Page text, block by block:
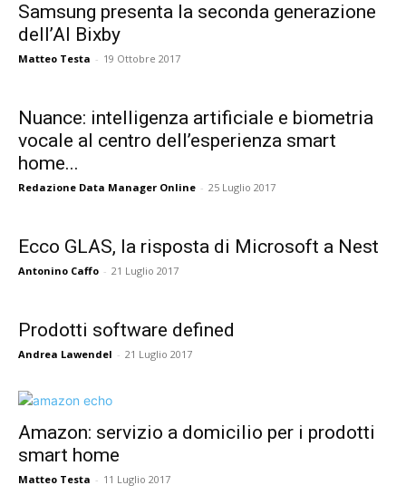
Samsung presenta la seconda generazione
dell’AI Bixby
Matteo Testa - 19 Ottobre 2017
Nuance: intelligenza artificiale e biometria
vocale al centro dell’esperienza smart
home...
Redazione Data Manager Online - 25 Luglio 2017
Ecco GLAS, la risposta di Microsoft a Nest
Antonino Caffo - 21 Luglio 2017
Prodotti software defined
Andrea Lawendel - 21 Luglio 2017
Amazon: servizio a domicilio per i prodotti
smart home
Matteo Testa - 11 Luglio 2017